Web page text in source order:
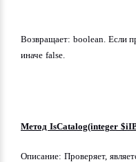
Возвращает: boolean. Если
иначе false.
Метод IsCatalog(integer
Описание: Проверяет,